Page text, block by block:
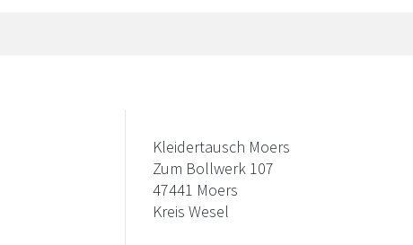
Kleidertausch Moers
Zum Bollwerk 107
47441 Moers
Kreis Wesel